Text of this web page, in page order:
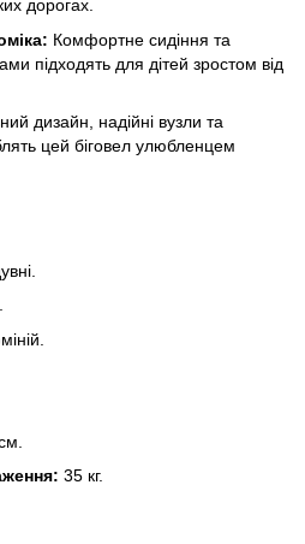
дорогах.
Комфортне сидіння та
підходять для дітей зростом від
дизайн, надійні вузли та
цей біговел улюбленцем
35 кг.